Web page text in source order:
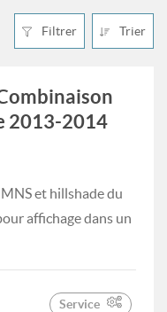
Filtrer Trier
2013-2014
et hillshade du
affichage dans un
Service